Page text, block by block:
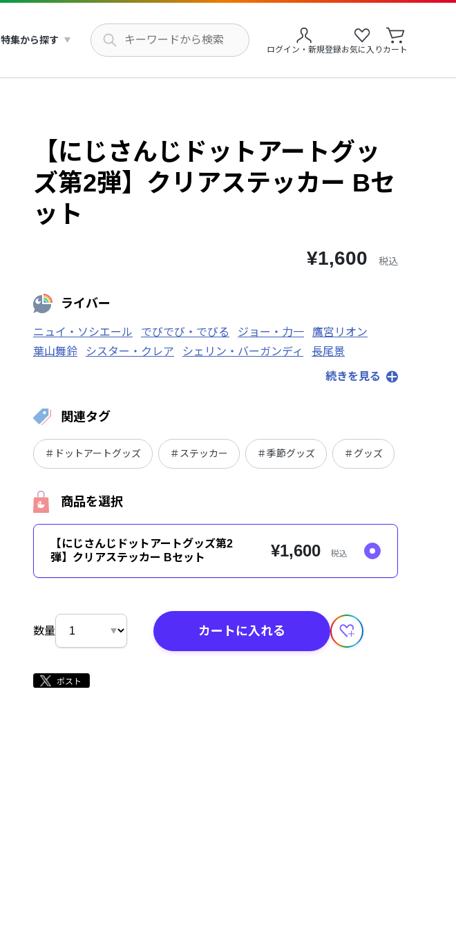
特集から探す
ログイン・新規登録お気に入り カート
【にじさんじドットアートグッ
ズ第2弾】クリアステッカー Bセ
ット
¥1,600 税込
ライバー
ニュイ・ソシエール でびでび・でびる ジョー・力一
鷹宮リオン
葉山舞鈴
シスター・クレア シェリン・バーガンディ
長尾景
続きを見る
関連タグ
＃ドットアートグッズ ＃ステッカー ＃季節グッズ ＃グッズ
商品を選択
【にじさんじドットアートグッズ第2
弾】クリアステッカー Bセット
¥1,600 税込
数量 カートに入れる